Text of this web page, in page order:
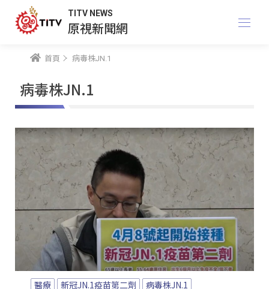
TITV NEWS
原視新聞網
首頁 病毒株JN.1
病毒株JN.1
醫療 新冠JN.1疫苗第二劑 病毒株JN.1